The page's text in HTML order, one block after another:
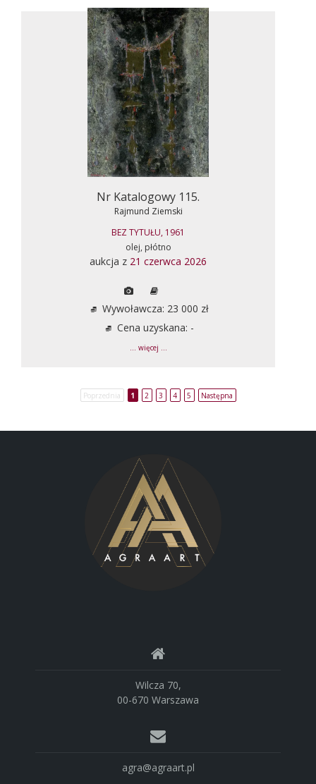
Nr Katalogowy 115.
Rajmund Ziemski
BEZ TYTUŁU, 1961
olej, płótno
aukcja z 21 czerwca 2026
Wywoławcza: 23 000 zł
Cena uzyskana: -
... więcej ...
Poprzednia 1 2 3 4 5 Następna
Wilcza 70,
00-670 Warszawa
agra@agraart.pl